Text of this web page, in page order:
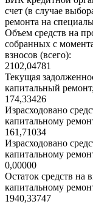
счет (в случае
ремонта на
Объем средств на
собранных с
взносов (всего):
2102,04781
Текущая
капитальный
174,33426
Израсходовано
капитальному
161,71034
Израсходовано
капитальному
0,00000
Остаток средств на
капитальному
1940,33747